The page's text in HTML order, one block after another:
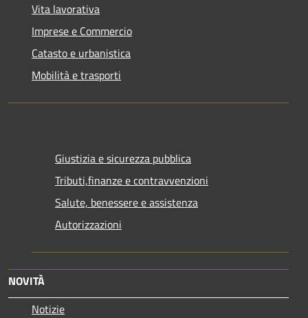
Vita lavorativa
Imprese e Commercio
Catasto e urbanistica
Mobilità e trasporti
Giustizia e sicurezza pubblica
Tributi,finanze e contravvenzioni
Salute, benessere e assistenza
Autorizzazioni
NOVITÀ
Notizie